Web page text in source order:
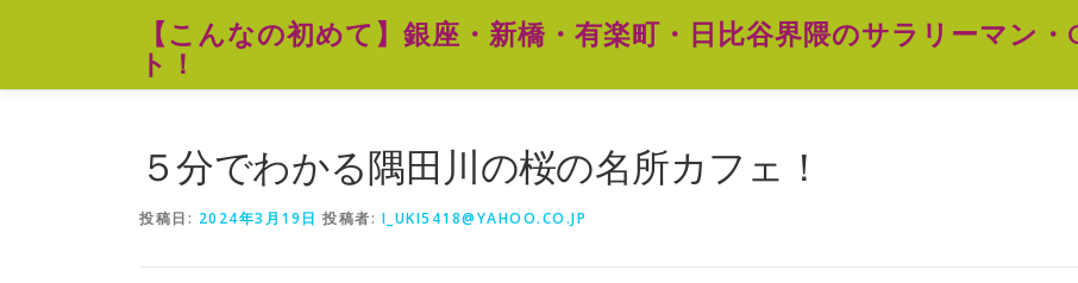
ン
【こんなの初めて】銀座・新橋・有楽町・日比谷界隈のサラリーマン
ト！
５分でわかる隅田川の桜の名所カフェ！
投稿日: 2024年3月19日 投稿者: I_UKI5418@YAHOO.CO.JP